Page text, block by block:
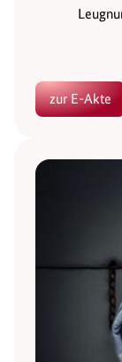
zur E-Akte